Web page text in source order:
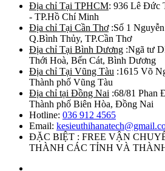
Địa chỉ Tại TPHCM: 936 Lê Đức
- TP.Hồ Chí Minh
Địa chỉ Tại Cần Thơ:Số 1
Q.Bình Thủy, TP.Cần Thơ
Địa chỉ Tại Bình Dương :Ngã tư
Thới Hoà, Bến Cát, Bình Dương
Địa chỉ Tại Vũng Tàu :1615 Võ
Thành phố Vũng Tàu
Địa chỉ tại Đồng Nai :68/81 Phan
Thành phố Biên Hòa, Đồng Nai
Hotline: 036 912 4565
Email:
ĐẶC BIỆT : FREE VẬN
THÀNH CÁC TỈNH VÀ